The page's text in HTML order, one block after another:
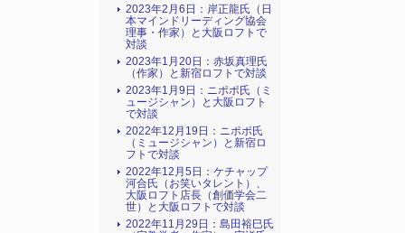
2023年2月6日：岸正龍氏（日
本マインドリーディング協会
理事・作家）と大阪ロフトで
対談
2023年1月20日：赤坂真理氏
（作家）と新宿ロフトで対談
2023年1月9日：ニポポ氏（ミ
ュージシャン）と大阪ロフト
で対談
2022年12月19日：ニポポ氏
（ミュージシャン）と新宿ロ
フトで対談
2022年12月5日：ケチャップ
河合氏（お笑いタレント）、
大阪ロフト店長（創価学会二
世）と大阪ロフトで対談
2022年11月29日：島田裕巳氏